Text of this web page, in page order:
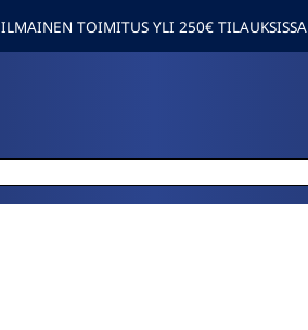
ILMAINEN TOIMITUS YLI 250€ TILAUKSISSA